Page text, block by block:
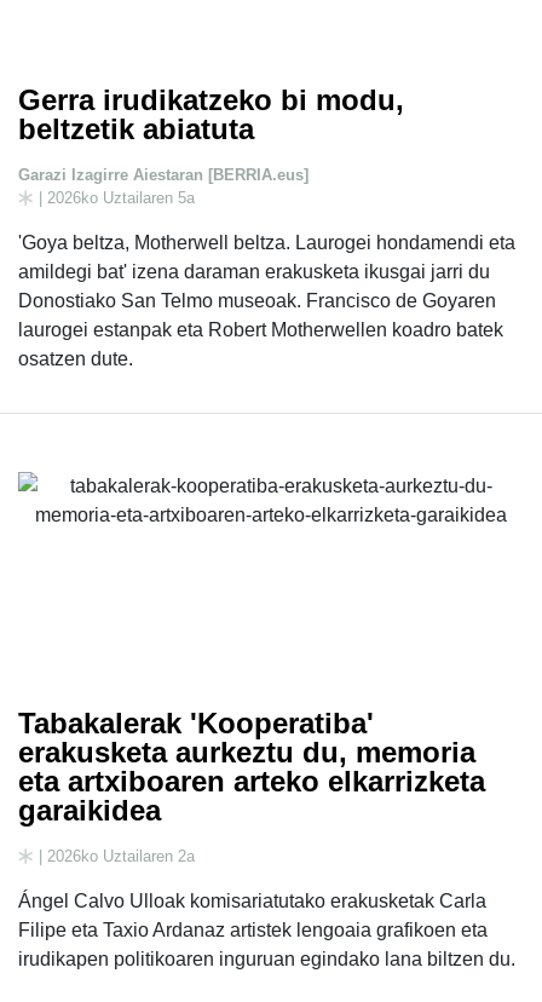
Gerra irudikatzeko bi modu,
beltzetik abiatuta
Garazi Izagirre Aiestaran [BERRIA.eus]
| 2026ko Uztailaren 5a
'Goya beltza, Motherwell beltza. Laurogei hondamendi eta
amildegi bat' izena daraman erakusketa ikusgai jarri du
Donostiako San Telmo museoak. Francisco de Goyaren
laurogei estanpak eta Robert Motherwellen koadro batek
osatzen dute.
Tabakalerak 'Kooperatiba'
erakusketa aurkeztu du, memoria
eta artxiboaren arteko elkarrizketa
garaikidea
| 2026ko Uztailaren 2a
Ángel Calvo Ulloak komisariatutako erakusketak Carla
Filipe eta Taxio Ardanaz artistek lengoaia grafikoen eta
irudikapen politikoaren inguruan egindako lana biltzen du.